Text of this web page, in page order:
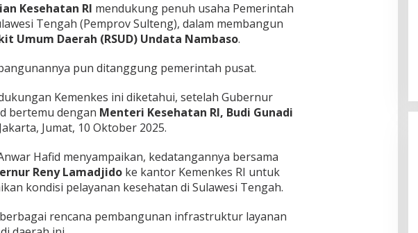
Kesehatan RI mendukung penuh usaha Pemerintah
Tengah (Pemprov Sulteng), dalam membangun
Umum Daerah (RSUD) Undata Nambaso.
pun ditanggung pemerintah pusat.
Kemenkes ini diketahui, setelah Gubernur
bertemu dengan Menteri Kesehatan RI, Budi Gunadi
Jumat, 10 Oktober 2025.
Hafid menyampaikan, kedatangannya bersama
Reny Lamadjidoke kantor Kemenkes RI untuk
kondisi pelayanan kesehatan di Sulawesi Tengah.
rencana pembangunan infrastruktur layanan
Momentum Harlah PKB ke-28,
Perempuan Bangsa Gelar Dua
Organisasi